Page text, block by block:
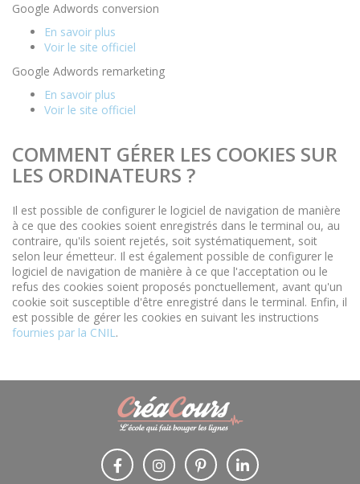
Google Adwords conversion
En savoir plus
Voir le site officiel
Google Adwords remarketing
En savoir plus
Voir le site officiel
COMMENT GÉRER LES COOKIES SUR
LES ORDINATEURS ?
Il est possible de configurer le logiciel de navigation de manière
à ce que des cookies soient enregistrés dans le terminal ou, au
contraire, qu'ils soient rejetés, soit systématiquement, soit
selon leur émetteur. Il est également possible de configurer le
logiciel de navigation de manière à ce que l'acceptation ou le
refus des cookies soient proposés ponctuellement, avant qu'un
cookie soit susceptible d'être enregistré dans le terminal. Enfin, il
est possible de gérer les cookies en suivant les instructions
fournies par la CNIL.